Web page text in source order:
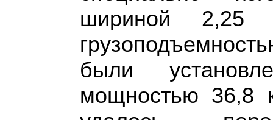
шириной
были
мощностью 36,8